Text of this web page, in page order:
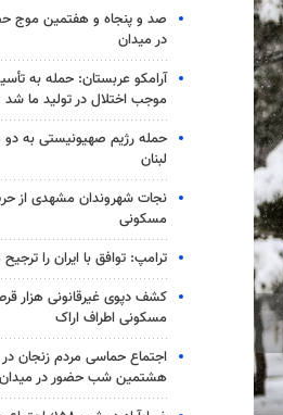
صد و پنجاه و هفتمین موج
در میدان
آرامکو عربستان: حمله به
موجب اختلال در تولید ما شد
حمله رژیم صهیونیستی به
لبنان
نجات شهروندان مشهدی از
مسکونی
ترامپ: توافق با ایران را
کشف دپوی غیرقانونی هزار
مسکونی اطراف اراک
اجتماع حماسی مردم زنجان
هشتمین شب حضور در میدان